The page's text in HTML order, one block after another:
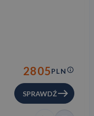
2805PLN
SPRAWDŹ